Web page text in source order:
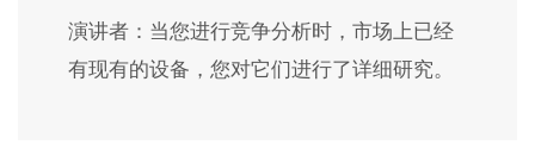
演讲者：当您进行竞争分析时，市场上已经
有现有的设备，您对它们进行了详细研究。